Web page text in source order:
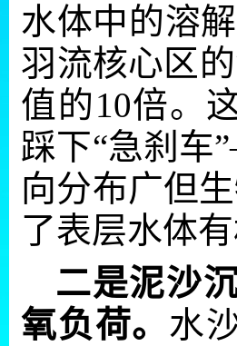
水体中的溶
羽流核心区
值的10倍。
踩下“急刹
向分布广但
了表层水体
二是泥沙
氧负荷。 水